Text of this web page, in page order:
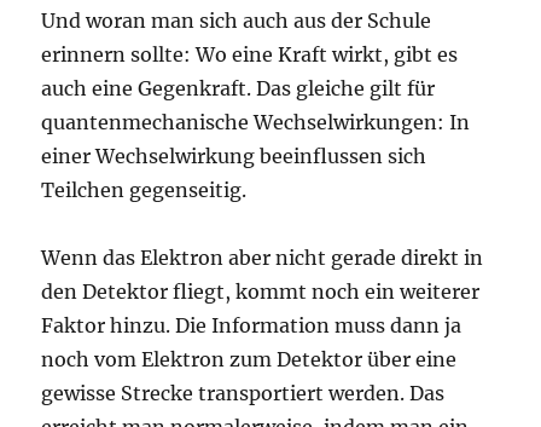
Und woran man sich auch aus der Schule
erinnern sollte: Wo eine Kraft wirkt, gibt es
auch eine Gegenkraft. Das gleiche gilt für
quantenmechanische Wechselwirkungen: In
einer Wechselwirkung beeinflussen sich
Teilchen gegenseitig.
Wenn das Elektron aber nicht gerade direkt in
den Detektor fliegt, kommt noch ein weiterer
Faktor hinzu. Die Information muss dann ja
noch vom Elektron zum Detektor über eine
gewisse Strecke transportiert werden. Das